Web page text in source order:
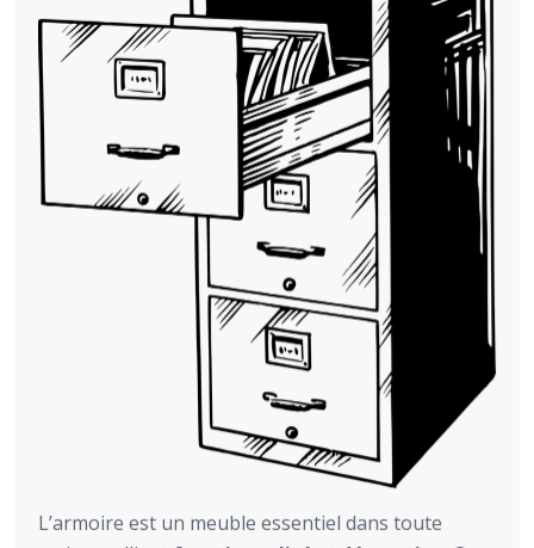
L’armoire est un meuble essentiel dans toute